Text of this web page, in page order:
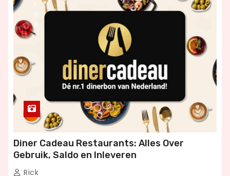
L
O
G
Diner Cadeau Restaurants: Alles Over
Gebruik, Saldo en Inleveren
Rick